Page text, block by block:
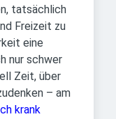
tatsächlich
Freizeit zu
eine
nur schwer
Zeit, über
– am
krank